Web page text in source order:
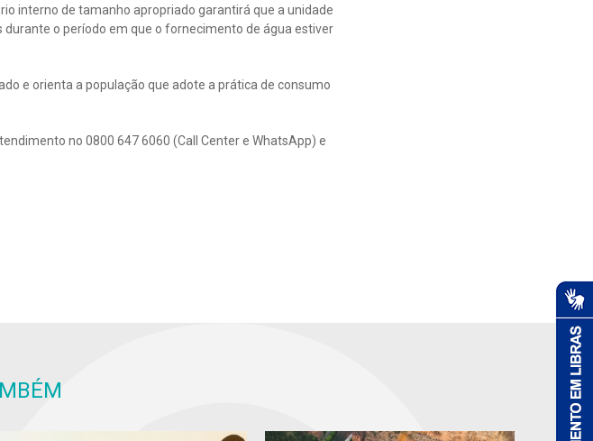
interno de tamanho apropriado garantirá que a unidade
o período em que o fornecimento de água estiver
e orienta a população que adote a prática de consumo
no 0800 647 6060 (Call Center e WhatsApp) e